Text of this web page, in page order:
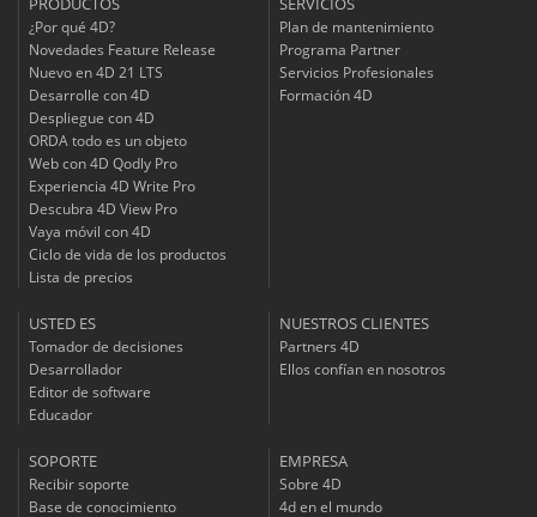
¿Por qué 4D?
Novedades Feature Release
Nuevo en 4D 21 LTS
Desarrolle con 4D
Despliegue con 4D
ORDA todo es un objeto
Web con 4D Qodly Pro
Experiencia 4D Write Pro
Descubra 4D View Pro
Vaya móvil con 4D
Ciclo de vida de los productos
Lista de precios
Plan de mantenimiento
Programa Partner
Servicios Profesionales
Formación 4D
USTED ES
Tomador de decisiones
Desarrollador
Editor de software
Educador
NUESTROS CLIENTES
Partners 4D
Ellos confían en nosotros
SOPORTE
Recibir soporte
Base de conocimiento
EMPRESA
Sobre 4D
4d en el mundo